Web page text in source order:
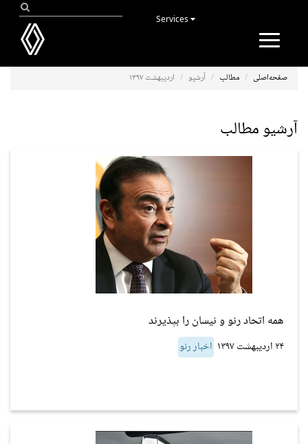
Toggle
صفحه‌اصلی مطالب آرشیو اردیبهشت ۱۳۹۷
آرشیو مطالب
همه اتحاد رنو و نیسان را بپذیرند
۲۴ اردیبهشت ۱۳۹۷ اخبار رنو